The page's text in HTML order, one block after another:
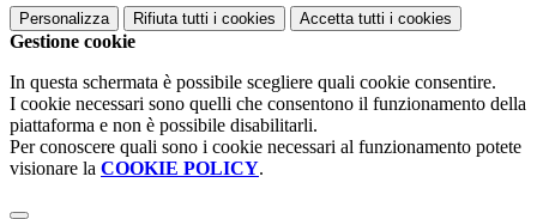
Personalizza Rifiuta tutti i cookies Accetta tutti i cookies
Gestione cookie
In questa schermata è possibile scegliere quali cookie consentire.
I cookie necessari sono quelli che consentono il funzionamento della
piattaforma e non è possibile disabilitarli.
Per conoscere quali sono i cookie necessari al funzionamento potete
visionare la COOKIE POLICY.